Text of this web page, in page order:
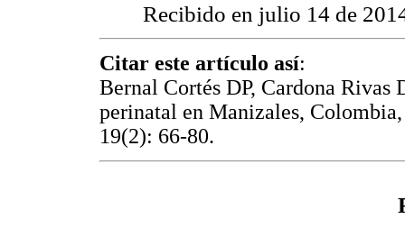
Recibido en julio 14 de
Citar este artículo así:
Bernal Cortés DP, Cardona
perinatal en Manizales,
19(2): 66-80.